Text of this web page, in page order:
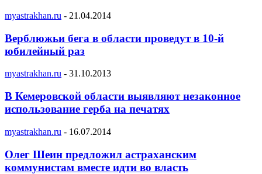
myastrakhan.ru - 21.04.2014
Верблюжьи бега в области проведут в 10-й
юбилейный раз
myastrakhan.ru - 31.10.2013
В Кемеровской области выявляют незаконное
использование герба на печатях
myastrakhan.ru - 16.07.2014
Олег Шеин предложил астраханским
коммунистам вместе идти во власть